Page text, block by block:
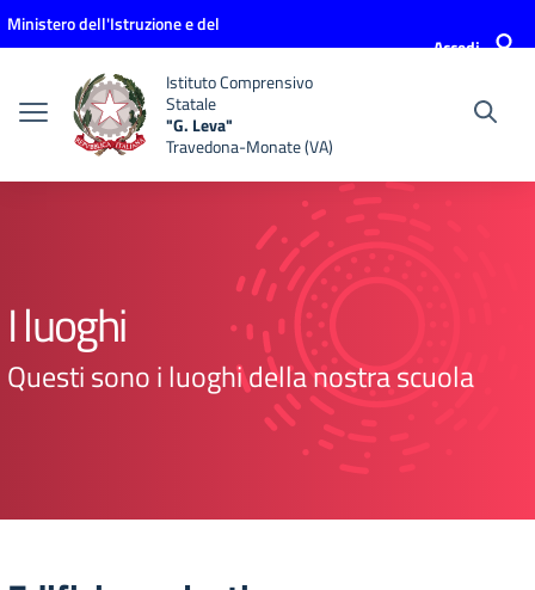
Vai ai contenuti
Vai al menu di navigazione
Vai al footer
Ministero dell'Istruzione e del
Accedi
Istituto Comprensivo
Statale
"G. Leva"
Travedona-Monate (VA)
I luoghi
Questi sono i luoghi della nostra scuola